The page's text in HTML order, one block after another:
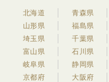
北海道 青森県
山形県
福島県
埼玉県
千葉県
富山県
石川県
岐阜県
静岡県
京都府
大阪府